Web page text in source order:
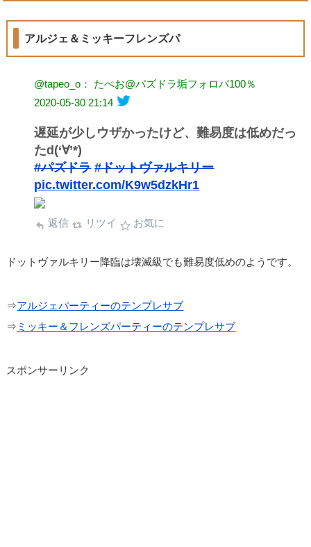
アルジェ＆ミッキーフレンズパ
@tapeo_o： たぺお@パズドラ垢フォロバ100％
2020-05-30 21:14
遅延が少しウザかったけど、難易度は低めだっ
たd(‘∀’*)
#パズドラ #ドットヴァルキリー
pic.twitter.com/K9w5dzkHr1
返信 リツイ お気に
ドットヴァルキリー降臨は壊滅級でも難易度低めのようです。
⇒アルジェパーティーのテンプレサブ
⇒ ミッキー＆フレンズパーティーのテンプレサブ
スポンサーリンク